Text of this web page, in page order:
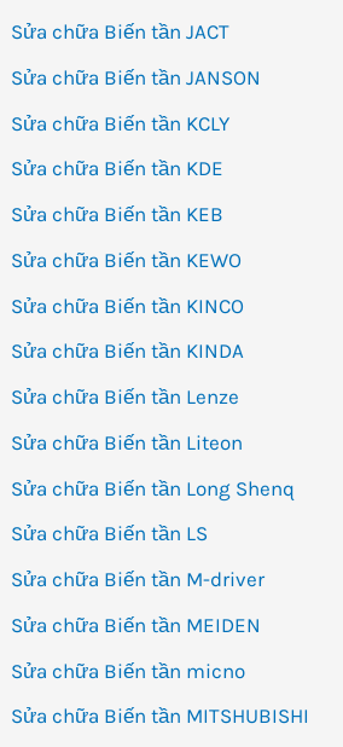
Sửa chữa Biến tần JACT
Sửa chữa Biến tần JANSON
Sửa chữa Biến tần KCLY
Sửa chữa Biến tần KDE
Sửa chữa Biến tần KEB
Sửa chữa Biến tần KEWO
Sửa chữa Biến tần KINCO
Sửa chữa Biến tần KINDA
Sửa chữa Biến tần Lenze
Sửa chữa Biến tần Liteon
Sửa chữa Biến tần Long Shenq
Sửa chữa Biến tần LS
Sửa chữa Biến tần M-driver
Sửa chữa Biến tần MEIDEN
Sửa chữa Biến tần micno
Sửa chữa Biến tần MITSHUBISHI